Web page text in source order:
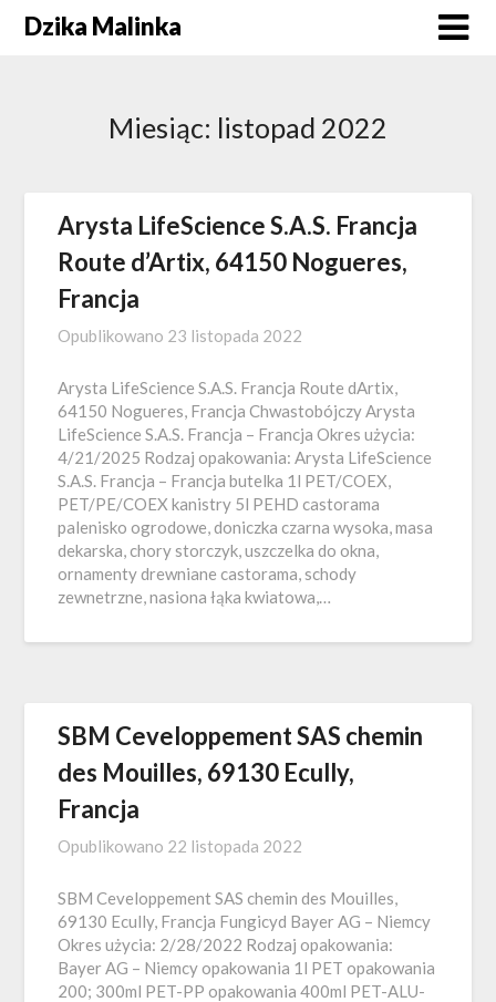
SkipDzika Malinka
Miesiąc: listopad 2022
Arysta LifeScience S.A.S. Francja
Route d’Artix, 64150 Nogueres,
Francja
Opublikowano 23 listopada 2022
Arysta LifeScience S.A.S. Francja Route dArtix,
64150 Nogueres, Francja Chwastobójczy Arysta
LifeScience S.A.S. Francja – Francja Okres użycia:
4/21/2025 Rodzaj opakowania: Arysta LifeScience
S.A.S. Francja – Francja butelka 1l PET/COEX,
PET/PE/COEX kanistry 5l PEHD castorama
palenisko ogrodowe, doniczka czarna wysoka, masa
dekarska, chory storczyk, uszczelka do okna,
ornamenty drewniane castorama, schody
zewnetrzne, nasiona łąka kwiatowa,…
SBM Ceveloppement SAS chemin
des Mouilles, 69130 Ecully,
Francja
Opublikowano 22 listopada 2022
SBM Ceveloppement SAS chemin des Mouilles,
69130 Ecully, Francja Fungicyd Bayer AG – Niemcy
Okres użycia: 2/28/2022 Rodzaj opakowania:
Bayer AG – Niemcy opakowania 1l PET opakowania
200; 300ml PET-PP opakowania 400ml PET-ALU-